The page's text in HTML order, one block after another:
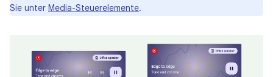
Sie unter Media-Steuerelemente.